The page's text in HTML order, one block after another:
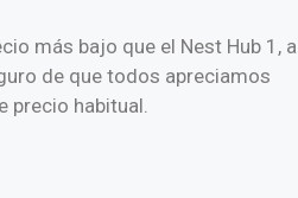
más bajo que el Nest Hub 1, a
de que todos apreciamos
precio habitual.